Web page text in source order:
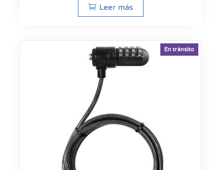
Leer más
En tránsito